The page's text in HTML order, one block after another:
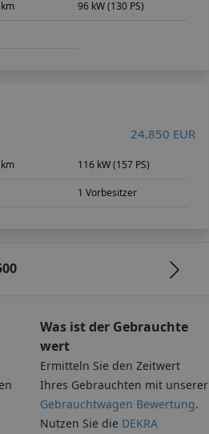
96 kW (130 PS)
24.850 EUR
116 kW (157 PS)
1 Vorbesitzer
Was ist der Gebrauchte
wert
Ermitteln Sie den Zeitwert
Ihres Gebrauchten mit unserer
Gebrauchtwagen Bewertung.
Nutzen Sie die DEKRA